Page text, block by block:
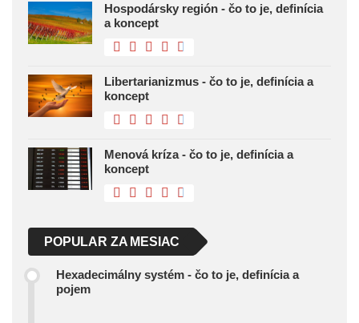
Hospodársky región - čo to je, definícia
a koncept
Libertarianizmus - čo to je, definícia a
koncept
Menová kríza - čo to je, definícia a
koncept
POPULAR ZA MESIAC
Hexadecimálny systém - čo to je, definícia a
pojem